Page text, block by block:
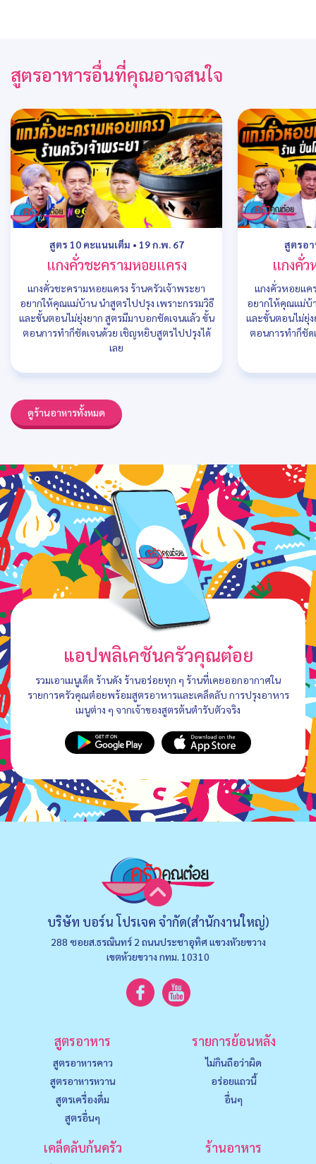
สูตรอาหารอื่นที่คุณอาจสนใจ
สูตร 10 คะแนนเต็ม • 19 ก.พ. 67
แกงคั่วชะครามหอยแครง
แกงคั่วชะครามหอยแครง ร้านครัวเจ้าพระยา
อยากให้คุณแม่บ้าน นำสูตรไปปรุง เพราะกรรมวิธี
และขั้นตอนไม่ยุ่งยาก สูตรมีมาบอกชัดเจนแล้ว ขั้น
ตอนการทำก็ชัดเจนด้วย เชิญหยิบสูตรไปปรุงได้
เลย
สูตรอ
แกงคั่
แกงคั่วหอยแค
อยากให้คุณแม่บ้
และขั้นตอนไม่ยุ่
ตอนการทำก็ชัด
ดูร้านอาหารทั้งหมด
แอปพลิเคชันครัวคุณต๋อย
รวมเอาเมนูเด็ด ร้านดัง ร้านอร่อยทุก ๆ ร้านที่เคยออกอากาศใน
รายการครัวคุณต๋อยพร้อมสูตรอาหารและเคล็ดลับ การปรุงอาหาร
เมนูต่าง ๆ จากเจ้าของสูตรต้นตำรับตัวจริง
บริษัท บอร์น โปรเจค จำกัด(สำนักงานใหญ่)
288 ซอยส.ธรณินทร์ 2 ถนนประชาอุทิศ แขวงหัวยขวาง
เขตห้วยขวาง กทม. 10310
สูตรอาหาร
สูตรอาหารคาว
สูตรอาหารหวาน
สูตรเครื่องดื่ม
สูตรอื่นๆ
รายการย้อนหลัง
ไม่กินถือว่าผิด
อร่อยแถวนี้
อื่นๆ
เคล็ดลับก้นครัว
ร้านอาหาร